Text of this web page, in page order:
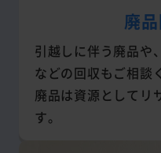
廃
引越しに伴う廃品や
などの回収もご相談
廃品は資源としてリ
す。